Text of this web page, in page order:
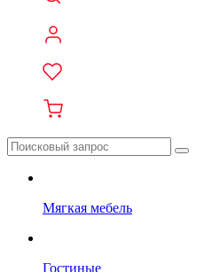
Мягкая мебель
Гостиные